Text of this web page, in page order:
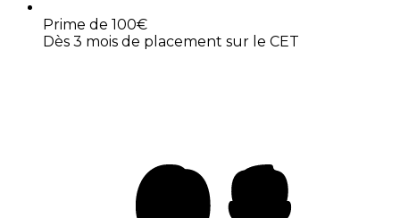
Prime de 100€
Dès 3 mois de placement sur le CET